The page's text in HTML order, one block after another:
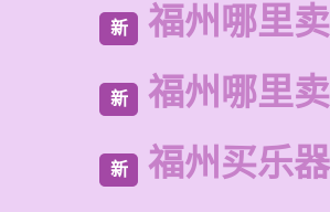
新 福州哪里
新 福州哪里
新 福州买乐